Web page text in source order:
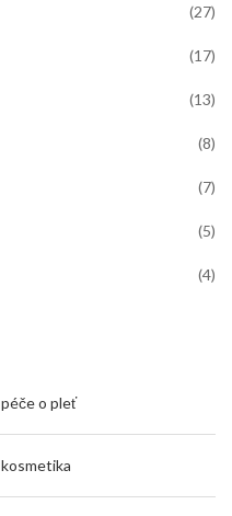
(27)
(17)
(13)
(8)
(7)
(5)
(4)
péče o pleť
kosmetika